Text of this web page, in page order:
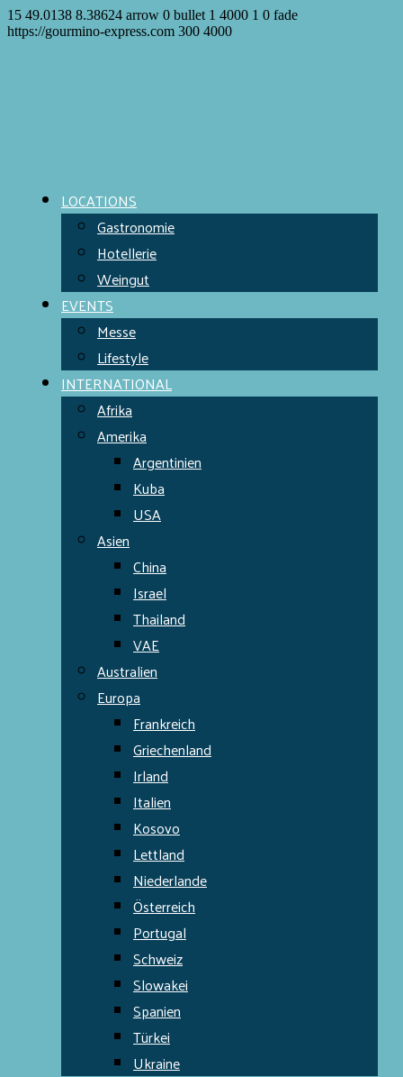
15 49.0138 8.38624 arrow 0 bullet 1 4000 1 0 fade
https://gourmino-express.com 300 4000
LOCATIONS
Gastronomie
Hotellerie
Weingut
EVENTS
Messe
Lifestyle
INTERNATIONAL
Afrika
Amerika
Argentinien
Kuba
USA
Asien
China
Israel
Thailand
VAE
Australien
Europa
Frankreich
Griechenland
Irland
Italien
Kosovo
Lettland
Niederlande
Österreich
Portugal
Schweiz
Slowakei
Spanien
Türkei
Ukraine